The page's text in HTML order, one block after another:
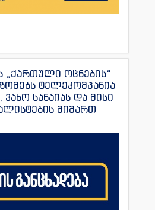
„ქართული ოცნების“
ტელეკომპანია
სანაიას და მისი
მიმართ